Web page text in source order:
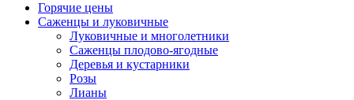
Горячие цены
Саженцы и луковичные
Луковичные и многолетники
Саженцы плодово-ягодные
Деревья и кустарники
Розы
Лианы